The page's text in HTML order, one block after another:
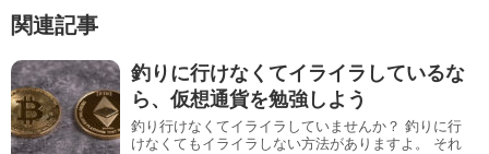
関連記事
釣りに行けなくてイライラしているな
ら、仮想通貨を勉強しよう
釣り行けなくてイライラしていませんか？ 釣りに行
けなくてもイライラしない方法がありますよ。 それ